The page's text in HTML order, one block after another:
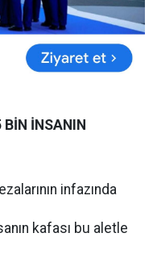
İNSANIN
infazında
kafası bu aletle